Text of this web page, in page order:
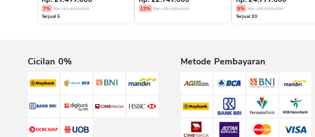
7% Rp. 31.499.000
Terjual 5
13% Rp. 25.999.000 8% Rp. 26.999.000
Terjual 20
Cicilan 0% Metode Pembayaran